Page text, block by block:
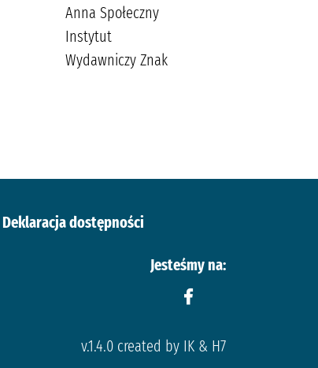
Anna Społeczny
Instytut
Wydawniczy Znak
Deklaracja dostępności
Jesteśmy na:
v.1.4.0 created by IK & H7